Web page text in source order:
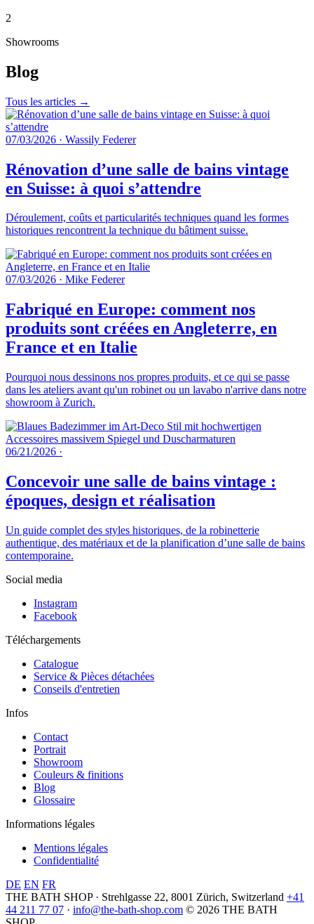
2
Showrooms
Blog
Tous les articles →
07/03/2026 · Wassily Federer
Rénovation d’une salle de bains vintage
en Suisse: à quoi s’attendre
Déroulement, coûts et particularités techniques quand les formes
historiques rencontrent la technique du bâtiment suisse.
07/03/2026 · Mike Federer
Fabriqué en Europe: comment nos
produits sont créées en Angleterre, en
France et en Italie
Pourquoi nous dessinons nos propres produits, et ce qui se passe
dans les ateliers avant qu'un robinet ou un lavabo n'arrive dans notre
showroom à Zurich.
06/21/2026 ·
Concevoir une salle de bains vintage :
époques, design et réalisation
Un guide complet des styles historiques, de la robinetterie
authentique, des matériaux et de la planification d’une salle de bains
contemporaine.
Social media
Instagram
Facebook
Téléchargements
Catalogue
Service & Pièces détachées
Conseils d'entretien
Infos
Contact
Portrait
Showroom
Couleurs & finitions
Blog
Glossaire
Informations légales
Mentions légales
Confidentialité
DE EN FR
THE BATH SHOP · Strehlgasse 22, 8001 Zürich, Switzerland +41
44 211 77 07 · info@the-bath-shop.com © 2026 THE BATH